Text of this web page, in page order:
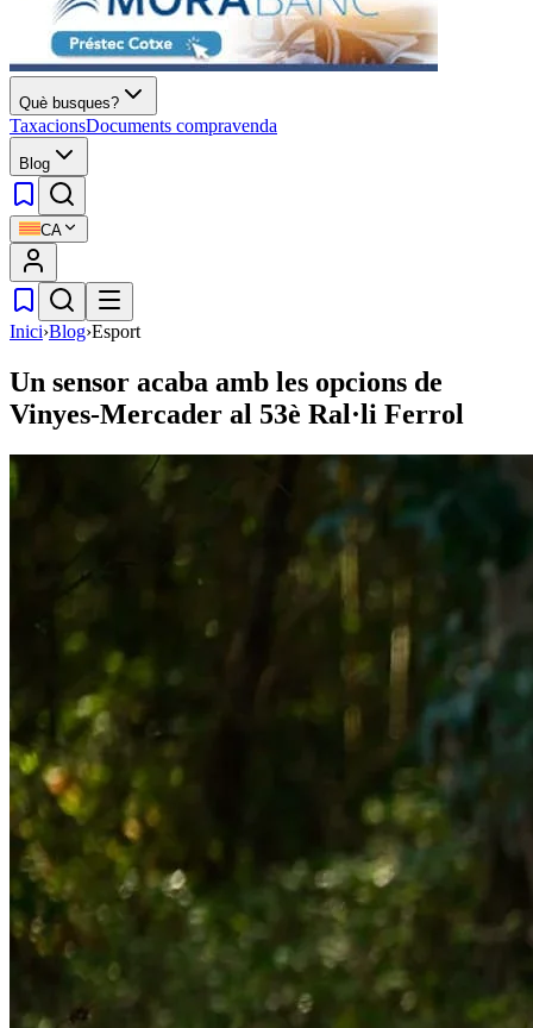
Què busques?
TaxacionsDocuments compravenda
Blog
CA
Inici›Blog›Esport
Un sensor acaba amb les opcions de
Vinyes-Mercader al 53è Ral·li Ferrol